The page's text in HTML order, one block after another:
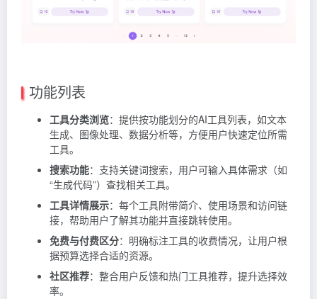
功能列表
工具分类浏览：提供按功能划分的AI工具列表，如文本
生成、图像处理、数据分析等，方便用户快速定位所需
工具。
搜索功能：支持关键词搜索，用户可输入具体需求（如
“生成代码”）查找相关工具。
工具详情展示：每个工具附带简介、使用场景和访问链
接，帮助用户了解其功能并直接跳转使用。
免费与付费区分：明确标注工具的收费情况，让用户根
据预算选择合适的资源。
社区推荐：整合用户反馈和热门工具推荐，提升选择效
率。